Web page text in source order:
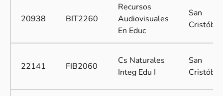
20938 BIT2260
Recursos
Audiovisuales
En Educ
San
Cristóbal
22141 FIB2060
Cs Naturales
Integ Edu I
San
Cristóbal